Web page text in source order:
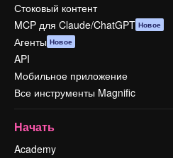
Стоковый контент
MCP для Claude/ChatGPT Новое
Агенты Новое
API
Мобильное приложение
Все инструменты Magnific
Начать
Academy